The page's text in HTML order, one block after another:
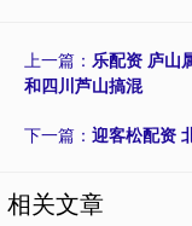
上一篇： 乐配资 庐山
和四川芦山搞混
下一篇： 迎客松配资
相关文章